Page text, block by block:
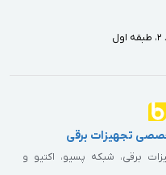
تجهیزات برقی
برقی، شبکه پسیو، اکتیو و